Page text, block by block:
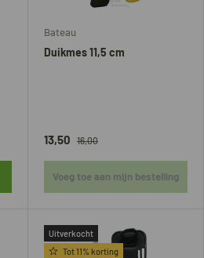
Bateau
Duikmes 11,5 cm
13,50 16,00
Voeg toe aan mijn bestelling
Uitverkocht
Tot 11% korting